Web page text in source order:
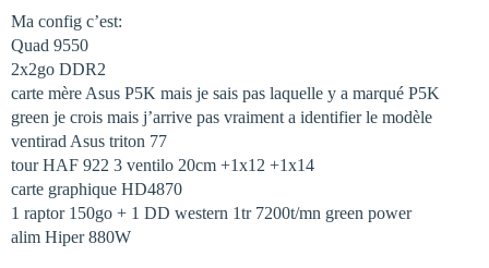
Ma config c’est:
Quad 9550
2x2go DDR2
carte mère Asus P5K mais je sais pas laquelle y a marqué P5K
green je crois mais j’arrive pas vraiment a identifier le modèle
ventirad Asus triton 77
tour HAF 922 3 ventilo 20cm +1x12 +1x14
carte graphique HD4870
1 raptor 150go + 1 DD western 1tr 7200t/mn green power
alim Hiper 880W